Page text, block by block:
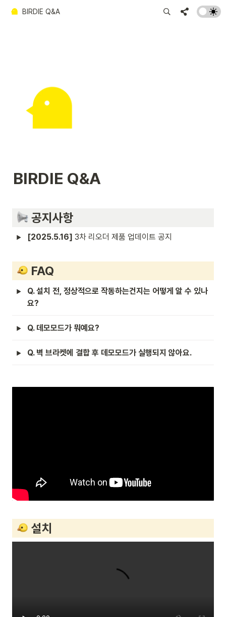
BIRDIE Q&A
BIRDIE Q&A
공지사항
[2025.5.16] 3차 리오더 제품 업데이트 공지
FAQ
Q. 설치 전, 정상적으로 작동하는건지는 어떻게 알 수 있나
요?
Q. 데모모드가 뭐예요?
Q. 벽 브라켓에 결합 후 데모모드가 실행되지 않아요.
설치